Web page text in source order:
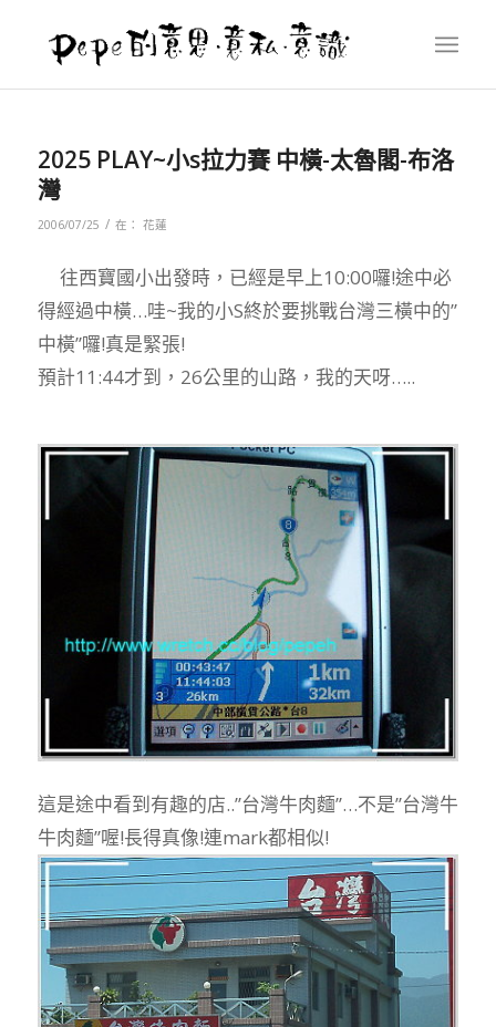
2025 PLAY~小s拉力賽 中橫-太魯閣-布洛
灣
2006/07/25 / 在： 花蓮
往西寶國小出發時，已經是早上10:00囉!途中必
得經過中橫…哇~我的小S終於要挑戰台灣三橫中的”
中橫”囉!真是緊張!
預計11:44才到，26公里的山路，我的天呀…..
這是途中看到有趣的店..”台灣牛肉麵”…不是”台灣牛
牛肉麵”喔!長得真像!連mark都相似!